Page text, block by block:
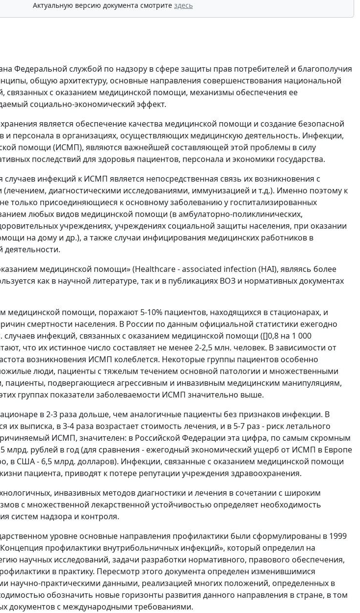
Актуальную версию документа смотрите здесь
Федеральной службой по надзору в сфере защиты прав потребителей и благополучия
общую архитектуру, основные направления совершенствования национальной
связанных с оказанием медицинской помощи, механизмы обеспечения ее
социально-экономический эффект.
является обеспечение качества медицинской помощи и создание безопасной
и персонала в организациях, осуществляющих медицинскую деятельность. Инфекции,
помощи (ИСМП), являются важнейшей составляющей этой проблемы в силу
последствий для здоровья пациентов, персонала и экономики государства.
инфекций к ИСМП является непосредственная связь их возникновения с
диагностическими исследованиями, иммунизацией и т.д.). Именно поэтому к
только присоединяющиеся к основному заболеванию у госпитализированных
любых видов медицинской помощи (в амбулаторно-поликлинических,
учреждениях, учреждениях социальной защиты населения, при оказании
на дому и др.), а также случаи инфицирования медицинских работников в
деятельности.
медицинской помощи» (Healthcare - associated infection (HAI), являясь более
как в научной литературе, так и в публикациях ВОЗ и нормативных документах
медицинской помощи, поражают 5-10% пациентов, находящихся в стационарах, и
смертности населения. В России по данным официальной статистики ежегодно
случаев инфекций, связанных с оказанием медицинской помощи ([]0,8 на 1 000
что их истинное число составляет не менее 2-2,5 млн. человек. В зависимости от
возникновения ИСМП колеблется. Некоторые группы пациентов особенно
люди, пациенты с тяжелым течением основной патологии и множественными
пациенты, подвергающиеся агрессивным и инвазивным медицинским манипуляциям,
группах показатели заболеваемости ИСМП значительно выше.
в 2-3 раза дольше, чем аналогичные пациенты без признаков инфекции. В
их выписка, в 3-4 раза возрастает стоимость лечения, и в 5-7 раз - риск летального
ИСМП, значителен: в Российской Федерации эта цифра, по самым скромным
млрд. рублей в год (для сравнения - ежегодный экономический ущерб от ИСМП в Европе
в США - 6,5 млрд. долларов). Инфекции, связанные с оказанием медицинской помощи
пациента, приводят к потере репутации учреждения здравоохранения.
инвазивных методов диагностики и лечения в сочетании с широким
с множественной лекарственной устойчивостью определяет необходимость
систем надзора и контроля.
уровне основные направления профилактики были сформулированы в 1999
профилактики внутрибольничных инфекций», который определил на
научных исследований, задачи разработки нормативного, правового обеспечения,
в практику. Пересмотр этого документа определен изменившимися
научно-практическими данными, реализацией многих положений, определенных в
обозначить новые горизонты развития данного направления в стране, в том
документов с международными требованиями.